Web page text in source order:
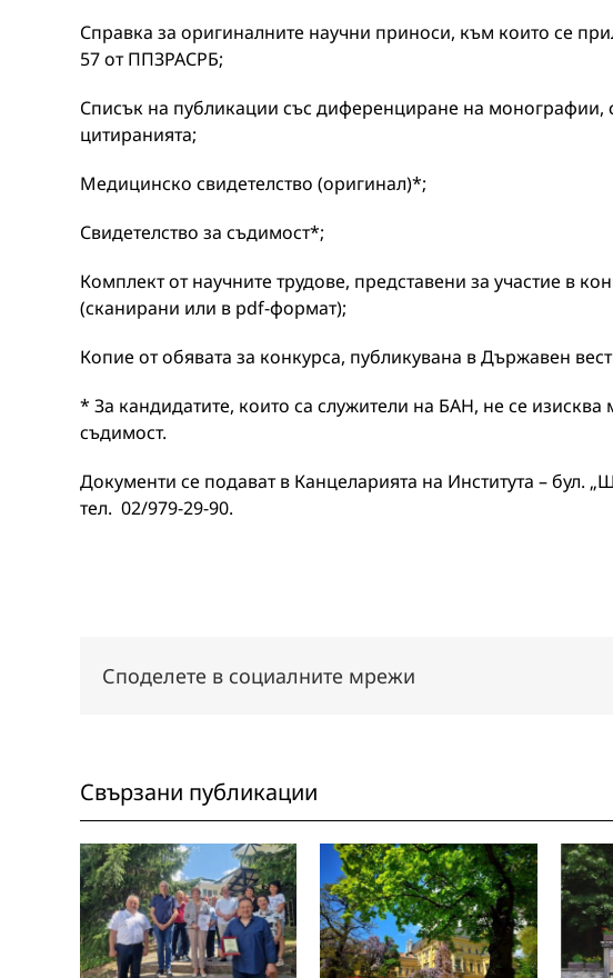
Справка за оригиналните научни приноси, към които се
57 от ППЗРАСРБ;
Списък на публикации със диференциране на монографии,
цитиранията;
Медицинско свидетелство (оригинал)*;
Свидетелство за съдимост*;
Комплект от научните трудове, представени за участие в
(сканирани или в pdf-формат);
Копие от обявата за конкурса, публикувана в Държавен
* За кандидатите, които са служители на БАН, не се изисква
съдимост.
Документи се подават в Канцеларията на Института – бул.
тел. 02/979-29-90.
Споделете в социалните мрежи
Свързани публикации